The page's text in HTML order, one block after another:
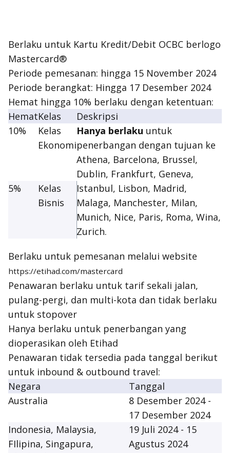
Berlaku untuk Kartu Kredit/Debit OCBC berlogo
Mastercard®
Periode pemesanan: hingga 15 November 2024
Periode berangkat: Hingga 17 Desember 2024
Hemat hingga 10% berlaku dengan ketentuan:
HematKelas
Deskripsi
10%
Kelas
Ekonomi
Hanya berlaku untuk
penerbangan dengan tujuan ke
Athena, Barcelona, Brussel,
Dublin, Frankfurt, Geneva,
Istanbul, Lisbon, Madrid,
Malaga, Manchester, Milan,
Munich, Nice, Paris, Roma, Wina,
Zurich.
5%
Kelas
Bisnis
Berlaku untuk pemesanan melalui website
https://etihad.com/mastercard
Penawaran berlaku untuk tarif sekali jalan,
pulang-pergi, dan multi-kota dan tidak berlaku
untuk stopover
Hanya berlaku untuk penerbangan yang
dioperasikan oleh Etihad
Penawaran tidak tersedia pada tanggal berikut
untuk inbound & outbound travel:
Negara
Tanggal
Australia
8 Desember 2024 -
17 Desember 2024
Indonesia, Malaysia,
FIlipina, Singapura,
19 Juli 2024 - 15
Agustus 2024